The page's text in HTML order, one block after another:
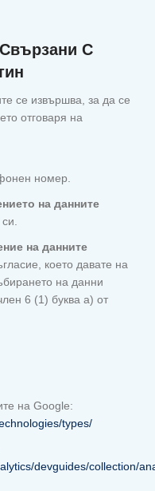
С
се извършва, за да се
отговаря на
номер.
на данните
на данните
което давате на
на данни
6 (1) буква а) от
на Google:
types/
devguides/collection/